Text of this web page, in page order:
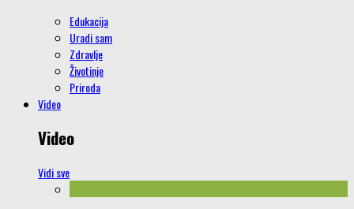
Edukacija
Uradi sam
Zdravlje
Životinje
Priroda
Video
Video
Vidi sve